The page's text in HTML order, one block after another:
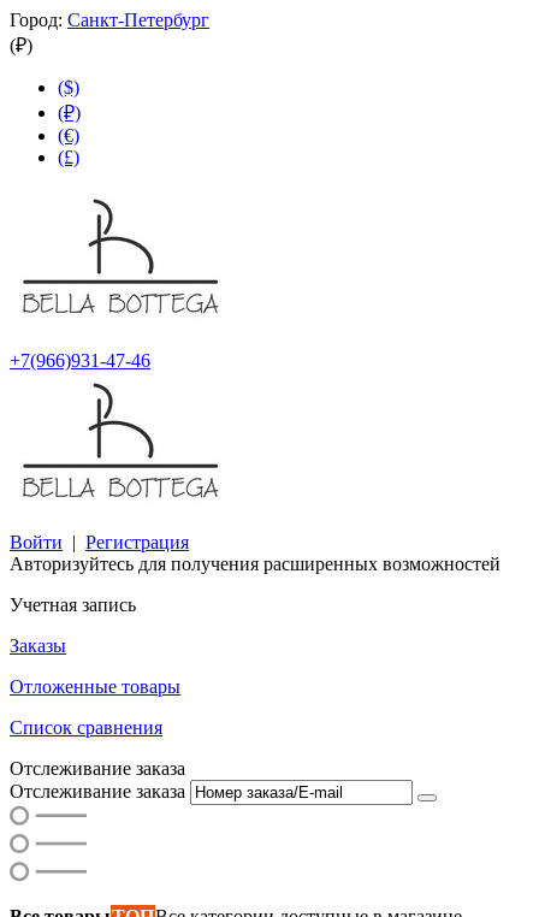
Город: Санкт-Петербург
(₽)
($)
(₽)
(€)
(£)
+7(966)931-47-46
Войти | Регистрация
Авторизуйтесь для получения расширенных возможностей
Учетная запись
Заказы
Отложенные товары
Список сравнения
Отслеживание заказа
Отслеживание заказа